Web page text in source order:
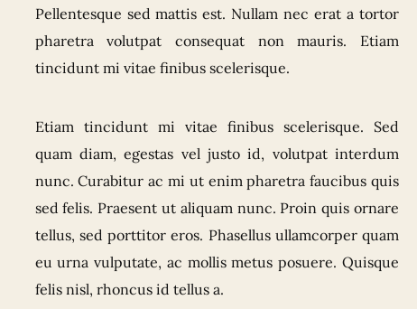
Pellentesque sed mattis est. Nullam nec erat a tortor
pharetra volutpat consequat non mauris. Etiam
tincidunt mi vitae finibus scelerisque.
Etiam tincidunt mi vitae finibus scelerisque. Sed
quam diam, egestas vel justo id, volutpat interdum
nunc. Curabitur ac mi ut enim pharetra faucibus quis
sed felis. Praesent ut aliquam nunc. Proin quis ornare
tellus, sed porttitor eros. Phasellus ullamcorper quam
eu urna vulputate, ac mollis metus posuere. Quisque
felis nisl, rhoncus id tellus a.